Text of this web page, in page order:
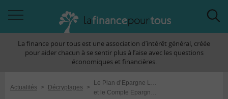
àLa finance pour tous est une association d’intérêt général, créée
pour aider chacun à se sentir plus à l’aise avec les questions
économiques et financières.
Actualités > Décryptages >
Le Plan d’Epargne Logement (PEL)
et le Compte Epargne Logement (CEL)